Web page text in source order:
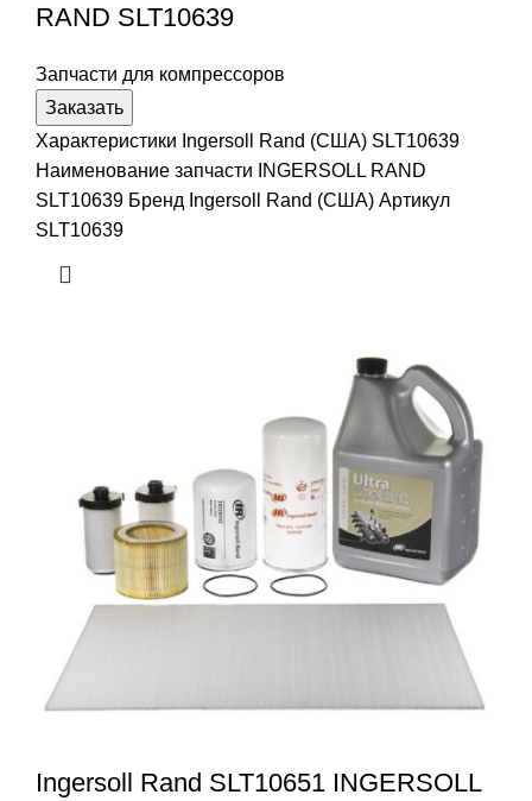
RAND SLT10639
Запчасти для компрессоров
Заказать
Характеристики Ingersoll Rand (США) SLT10639
Наименование запчасти INGERSOLL RAND
SLT10639 Бренд Ingersoll Rand (США) Артикул
SLT10639
Ingersoll Rand SLT10651 INGERSOLL